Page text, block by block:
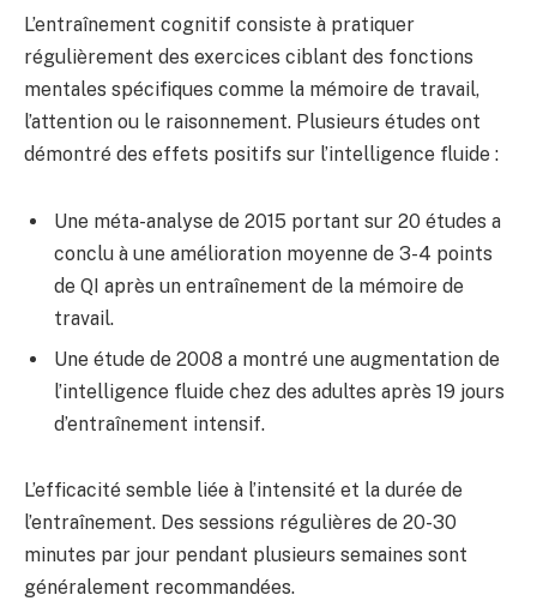
L’entraînement cognitif consiste à pratiquer
régulièrement des exercices ciblant des fonctions
mentales spécifiques comme la mémoire de travail,
l’attention ou le raisonnement. Plusieurs études ont
démontré des effets positifs sur l’intelligence fluide :
Une méta-analyse de 2015 portant sur 20 études a
conclu à une amélioration moyenne de 3-4 points
de QI après un entraînement de la mémoire de
travail.
Une étude de 2008 a montré une augmentation de
l’intelligence fluide chez des adultes après 19 jours
d’entraînement intensif.
L’efficacité semble liée à l’intensité et la durée de
l’entraînement. Des sessions régulières de 20-30
minutes par jour pendant plusieurs semaines sont
généralement recommandées.